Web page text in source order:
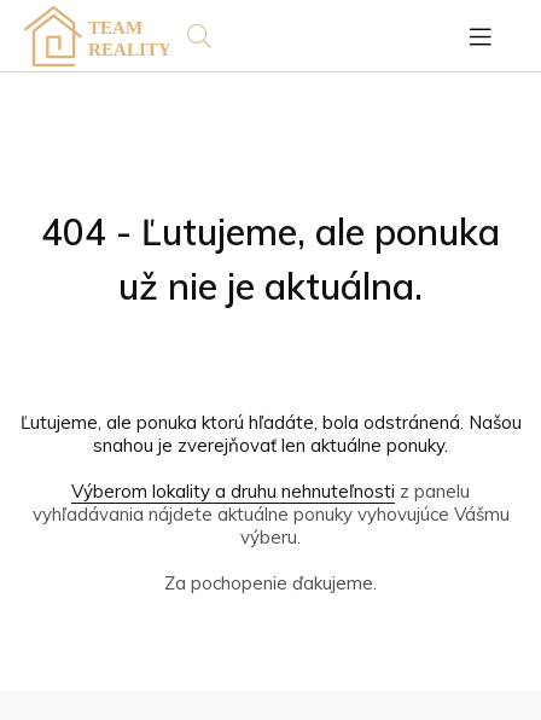
404 - Ľutujeme, ale ponuka
už nie je aktuálna.
Ľutujeme, ale ponuka ktorú hľadáte, bola odstránená. Našou
snahou je zverejňovať len aktuálne ponuky.
Výberom lokality a druhu nehnuteľnosti z panelu
vyhľadávania nájdete aktuálne ponuky vyhovujúce Vášmu
výberu.
Za pochopenie ďakujeme.